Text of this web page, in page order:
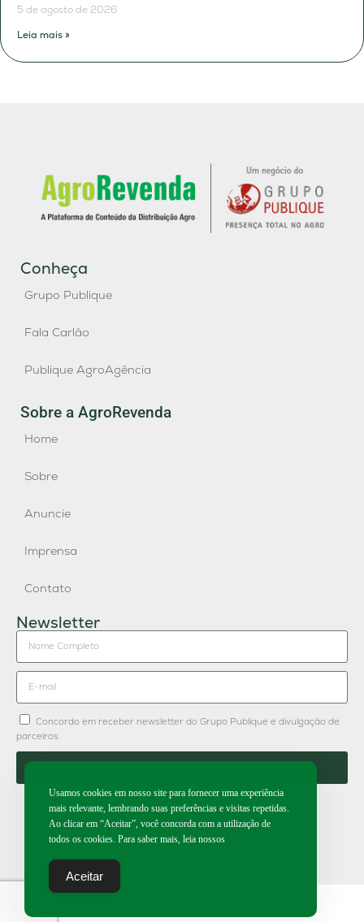
5 de agosto de 2026
Leia mais »
Conheça
Grupo Publique
Fala Carlão
Publique AgroAgência
Sobre a AgroRevenda
Home
Sobre
Anuncie
Imprensa
Contato
Newsletter
Concordo em receber newsletter do Grupo Publique e divulgação de
parceiros.
Usamos cookies em nosso site para fornecer uma experiência
mais relevante, lembrando suas preferências e visitas repetidas.
Ao clicar em “Aceitar”, você concorda com a utilização de
todos os cookies. Para saber mais, leia nossos
Aceitar